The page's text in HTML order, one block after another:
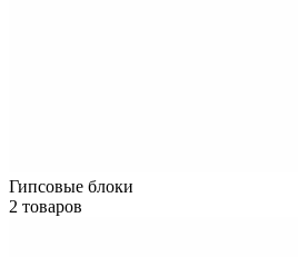
Гипсовые блоки
2 товаров